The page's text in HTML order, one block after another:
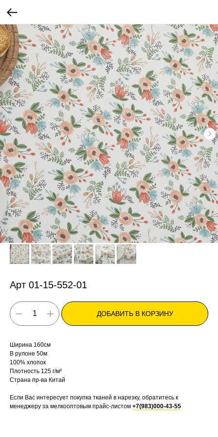
Арт 01-15-552-01
ДОБАВИТЬ В КОРЗИНУ
Ширина 160см
В рулоне 50м
100% хлопок
Плотность 125 г/м²
Страна пр-ва Китай
Если Вас интересует покупка тканей в нарезку, обратитесь к
менеджеру за мелкооптовым прайс-листом +7(983)000-43-55